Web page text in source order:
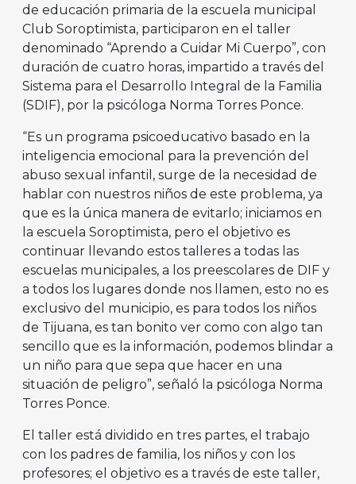
de educación primaria de la escuela municipal
Club Soroptimista, participaron en el taller
denominado “Aprendo a Cuidar Mi Cuerpo”, con
duración de cuatro horas, impartido a través del
Sistema para el Desarrollo Integral de la Familia
(SDIF), por la psicóloga Norma Torres Ponce.
“Es un programa psicoeducativo basado en la
inteligencia emocional para la prevención del
abuso sexual infantil, surge de la necesidad de
hablar con nuestros niños de este problema, ya
que es la única manera de evitarlo; iniciamos en
la escuela Soroptimista, pero el objetivo es
continuar llevando estos talleres a todas las
escuelas municipales, a los preescolares de DIF y
a todos los lugares donde nos llamen, esto no es
exclusivo del municipio, es para todos los niños
de Tijuana, es tan bonito ver como con algo tan
sencillo que es la información, podemos blindar a
un niño para que sepa que hacer en una
situación de peligro”, señaló la psicóloga Norma
Torres Ponce.
El taller está dividido en tres partes, el trabajo
con los padres de familia, los niños y con los
profesores; el objetivo es a través de este taller,